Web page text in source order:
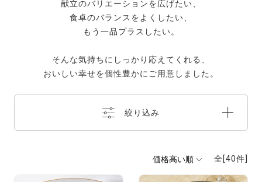
献立のバリエーションを広げたい、
食卓のバランスをよくしたい、
もう一品プラスしたい。
そんな気持ちにしっかり応えてくれる、
おいしい幸せを個性豊かにご用意しました。
絞り込み
全[40件]